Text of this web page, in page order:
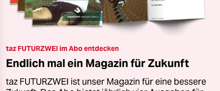
taz FUTURZWEI im Abo entdecken
Endlich mal ein Magazin für Zukunft
taz FUTURZWEI ist unser Magazin für eine bessere